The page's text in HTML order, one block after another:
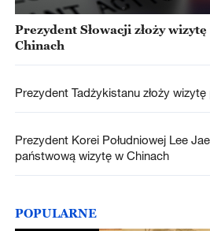
Prezydent Słowacji złoży
Chinach
Prezydent Tadżykistanu złoży
Prezydent Korei Południowej Lee
państwową wizytę w Chinach
POPULARNE